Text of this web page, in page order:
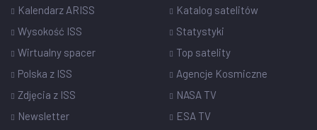
Kalendarz ARISS
Wysokość ISS
Wirtualny spacer
Polska z ISS
Zdjęcia z ISS
Newsletter
Katalog satelitów
Statystyki
Top satelity
Agencje Kosmiczne
NASA TV
ESA TV